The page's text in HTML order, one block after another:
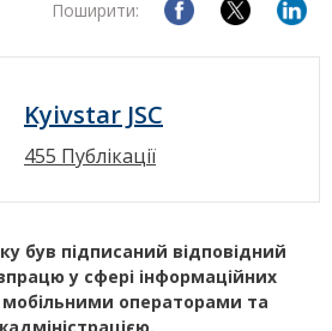
Поширити:
Kyivstar JSC
455 Публікації
був підписаний відповідний
у сфері інформаційних
операторами та